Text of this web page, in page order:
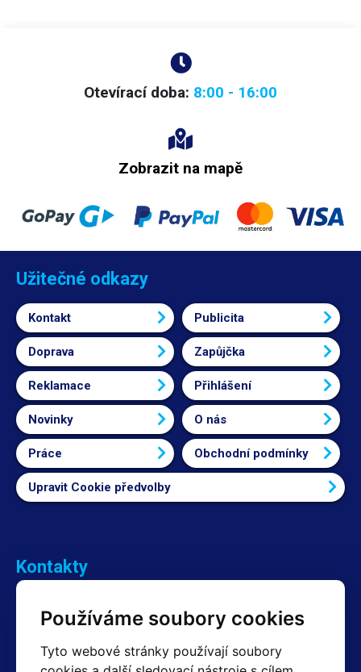
Používáme soubory cookies
Tyto webové stránky používají soubory
Otevírací doba: 8:00 - 16:00
Zobrazit na mapě
Užitečné odkazy
Kontakt Publicita
Doprava Zapůjčka
Reklamace Přihlášení
Novinky O nás
Práce Obchodní podmínky
Upravit Cookie předvolby
Kontakty
+420 603 357 606 +420 605 234 204
Fakturační a expediční oddělení